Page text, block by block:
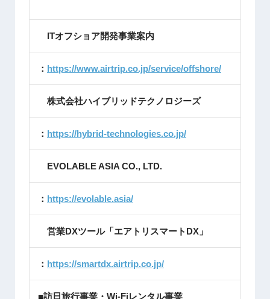
ITオフショア開発事業案内
： https://www.airtrip.co.jp/service/offshore/
株式会社ハイブリッドテクノロジーズ
： https://hybrid-technologies.co.jp/
EVOLABLE ASIA CO., LTD.
： https://evolable.asia/
営業DXツール「エアトリスマートDX」
： https://smartdx.airtrip.co.jp/
■訪日旅行事業・Wi-Fiレンタル事業